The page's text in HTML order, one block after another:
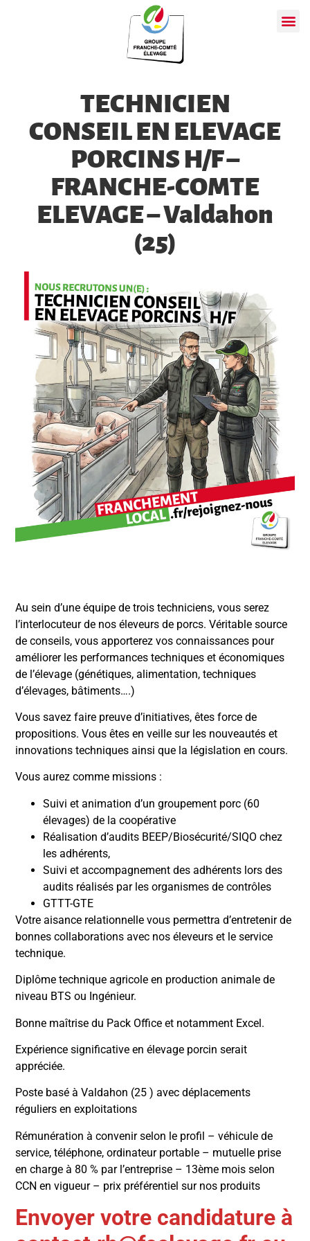
TECHNICIEN
CONSEIL EN ELEVAGE
PORCINS H/F –
FRANCHE-COMTE
ELEVAGE – Valdahon
(25)
Au sein d’une équipe de trois techniciens, vous serez
l’interlocuteur de nos éleveurs de porcs. Véritable source
de conseils, vous apporterez vos connaissances pour
améliorer les performances techniques et économiques
de l’élevage (génétiques, alimentation, techniques
d’élevages, bâtiments….)
Vous savez faire preuve d’initiatives, êtes force de
propositions. Vous êtes en veille sur les nouveautés et
innovations techniques ainsi que la législation en cours.
Vous aurez comme missions :
Suivi et animation d’un groupement porc (60
élevages) de la coopérative
Réalisation d’audits BEEP/Biosécurité/SIQO chez
les adhérents,
Suivi et accompagnement des adhérents lors des
audits réalisés par les organismes de contrôles
GTTT-GTE
Votre aisance relationnelle vous permettra d’entretenir de
bonnes collaborations avec nos éleveurs et le service
technique.
Diplôme technique agricole en production animale de
niveau BTS ou Ingénieur.
Bonne maîtrise du Pack Office et notamment Excel.
Expérience significative en élevage porcin serait
appréciée.
Poste basé à Valdahon (25 ) avec déplacements
réguliers en exploitations
Rémunération à convenir selon le profil – véhicule de
service, téléphone, ordinateur portable – mutuelle prise
en charge à 80 % par l’entreprise – 13ème mois selon
CCN en vigueur – prix préférentiel sur nos produits
Envoyer votre candidature à